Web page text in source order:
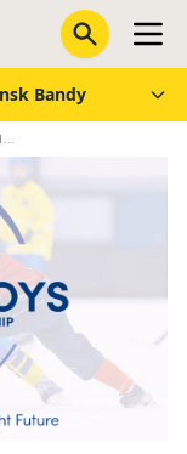
Bandy